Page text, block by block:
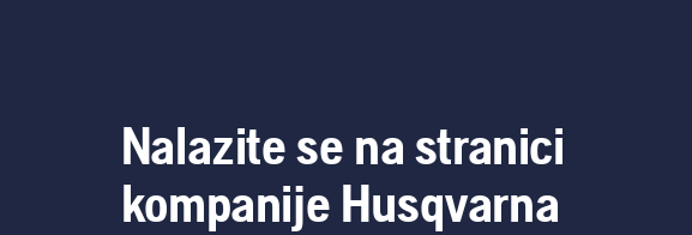
Nalazite se na stranici
kompanije Husqvarna